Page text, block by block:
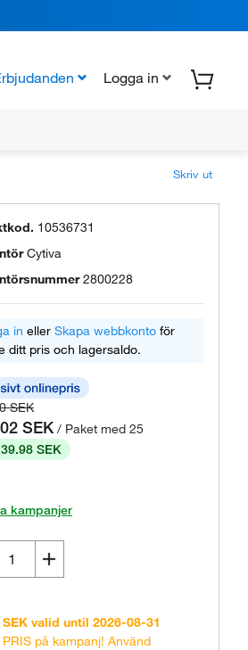
Logga in
Skriv ut
10536731
Cytiva
2800228
in eller Skapa webbkonto för
ditt pris och lagersaldo.
SEK
SEK / Paket med 25
SEK
kampanjer
SEK valid until 2026-08-31
PRIS på kampanj! Använd